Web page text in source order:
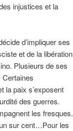
injustices et la
d’impliquer ses
et de la libération
Plusieurs de ses
Certaines
la paix s’exposent
des guerres.
les fresques.
sur cent…Pour les